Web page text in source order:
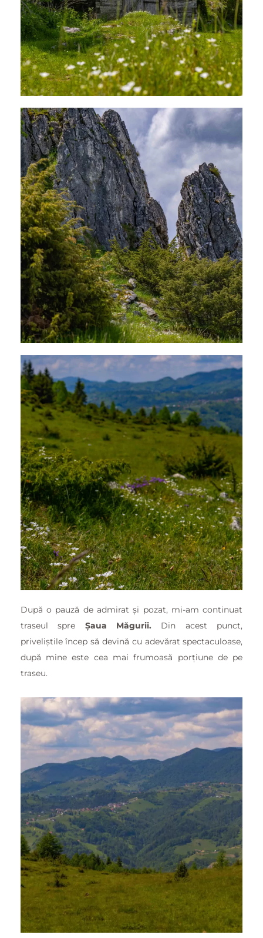
După o pauză de admirat și pozat, mi-am continuat
traseul spre Șaua Măgurii. Din acest punct,
priveliștile încep să devină cu adevărat spectaculoase,
după mine este cea mai frumoasă porțiune de pe
traseu.